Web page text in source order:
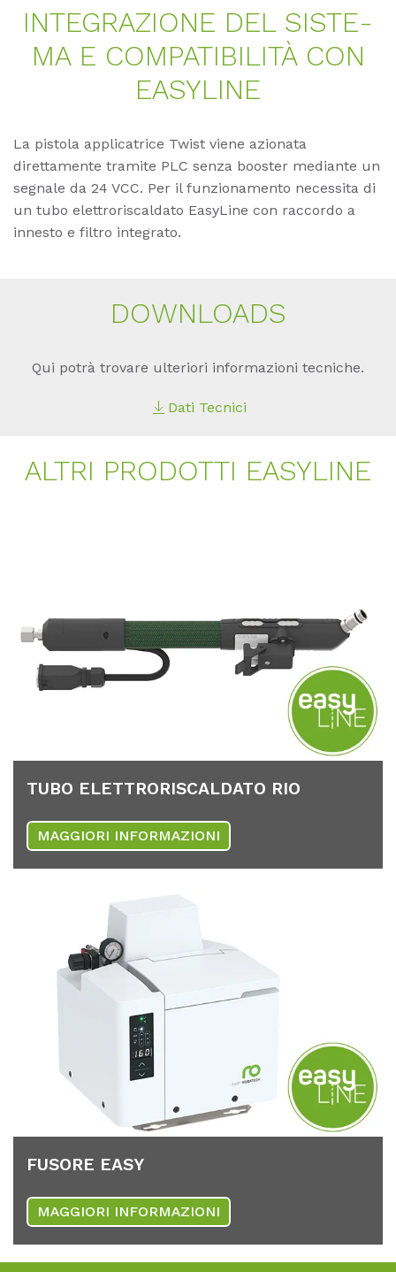
IN­TE­GRA­ZIO­NE DEL SIS­TE­
MA E COM­PA­TI­BI­LITÀ CON
EASY­LINE
La pistola applicatrice Twist viene azionata
direttamente tramite PLC senza booster mediante un
segnale da 24 VCC. Per il funzionamento necessita di
un tubo elettroriscaldato EasyLine con raccordo a
innesto e filtro integrato.
DOWN­LOADS
Qui potrà trovare ulteriori informazioni tecniche.
Dati Tecnici
AL­TRI PRO­DOT­TI EASY­LINE
TUBO ELETT­RO­RIS­CAL­DA­TO RIO
MAGGIORI INFORMAZIONI
FU­SO­RE EASY
MAGGIORI INFORMAZIONI